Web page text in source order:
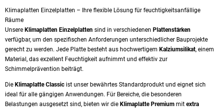
Klimaplatten Einzelplatten – Ihre flexible Lösung für feuchtigkeitsanfällige
Räume
Unsere Klimaplatten Einzelplatten sind in verschiedenen Plattenstärken
verfügbar, um den spezifischen Anforderungen unterschiedlicher Bauprojekte
gerecht zu werden. Jede Platte besteht aus hochwertigem Kalziumsilikat, einem
Material, das exzellent Feuchtigkeit aufnimmt und effektiv zur
Schimmelprävention beiträgt.
Die Klimaplatte Classic ist unser bewährtes Standardprodukt und eignet sich
ideal für alle gängigen Anwendungen. Für Bereiche, die besonderen
Belastungen ausgesetzt sind, bieten wir die Klimaplatte Premium mit extra